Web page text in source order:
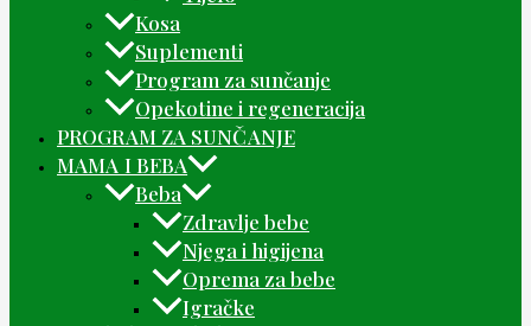
Kosa
Suplementi
Program za sunčanje
Opekotine i regeneracija
PROGRAM ZA SUNČANJE
MAMA I BEBA
Beba
Zdravlje bebe
Njega i higijena
Oprema za bebe
Igračke